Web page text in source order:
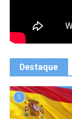
Destaque
1